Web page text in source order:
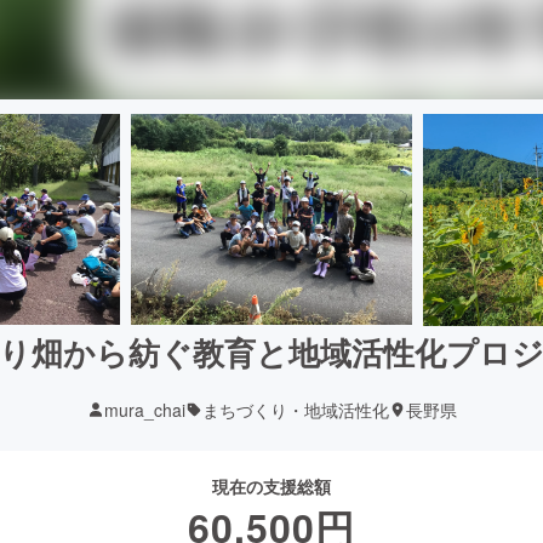
畑から紡ぐ教育と地域活性化プロ
mura_chai まちづくり・地域活性化 長野県
現在の支援総額
60,500円